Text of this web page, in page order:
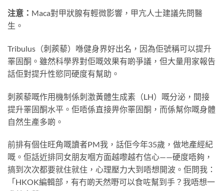
注意： Maca對甲狀腺有輕微影響，甲亢人士建議先問醫
生。
Tribulus（刺蒺藜）喺健身界好出名，因為佢號稱可以提升
睪固酮。雖然科學界對佢嘅效果有啲爭議，但大量用家報告
話佢對提升性慾同硬度有幫助。
刺蒺藜嘅作用機制係刺激黃體生成素（LH）嘅分泌，間接
提升睪固酮水平。佢唔係直接畀你睪固酮，而係幫你嘅身體
自然生產多啲。
前排有個住旺角嘅讀者PM我，話佢今年35歲，做地產經紀
嘅。佢話近排同女朋友嗰方面越嚟越冇信心——硬度唔夠，
搞到次次都要就住就住，心理壓力大到唔想開波。佢問我：
「HKOK編輯部，有冇啲天然嘢可以食咗幫到手？我唔想一